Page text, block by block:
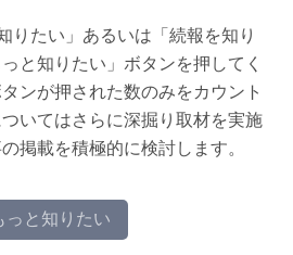
りたい」あるいは「続報を知り
と知りたい」ボタンを押してく
ンが押された数のみをカウント
いてはさらに深掘り取材を実施
掲載を積極的に検討します。
っと知りたい